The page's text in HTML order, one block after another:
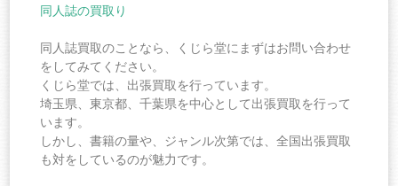
同人誌の買取り
同人誌買取のことなら、くじら堂にまずはお問い合わせ
をしてみてください。
くじら堂では、出張買取を行っています。
埼玉県、東京都、千葉県を中心として出張買取を行って
います。
しかし、書籍の量や、ジャンル次第では、全国出張買取
も対をしているのが魅力です。